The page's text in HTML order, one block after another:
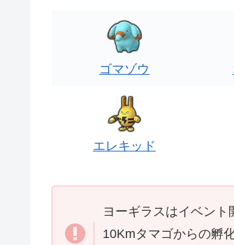
ゴマゾウ
エレキッド
ヨーギラスはイベン
10Kmタマゴからの孵